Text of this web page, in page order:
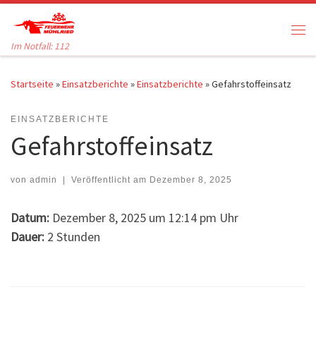
Zum Inhalt springen
Im Notfall: 112
Startseite »Einsatzberichte »Einsatzberichte »Gefahrstoffeinsatz
EINSATZBERICHTE
Gefahrstoffeinsatz
von admin | Veröffentlicht am Dezember 8, 2025
Datum: Dezember 8, 2025 um 12:14 pm Uhr
Dauer: 2 Stunden